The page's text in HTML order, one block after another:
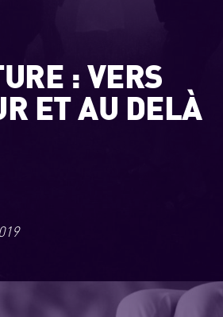
: VERS
ET AU DELÀ